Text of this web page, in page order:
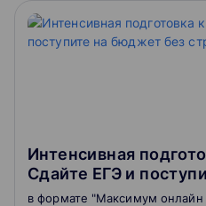
Интенсивная
Сдайте ЕГЭ и
стресса. 10 класс
в формате "Максимум онлайн